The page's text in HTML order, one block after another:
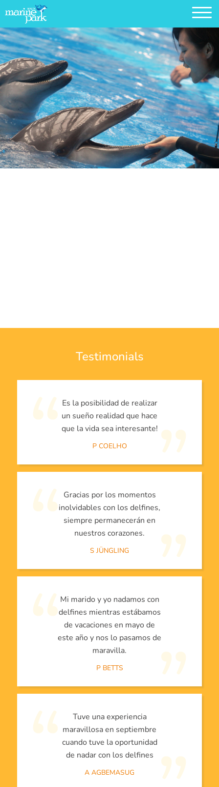
Testimonials
Es la posibilidad de realizar
un sueño realidad que hace
que la vida sea interesante!
P COELHO
Gracias por los momentos
inolvidables con los delfines,
siempre permanecerán en
nuestros corazones.
S JÜNGLING
Mi marido y yo nadamos con
delfines mientras estábamos
de vacaciones en mayo de
este año y nos lo pasamos de
maravilla.
P BETTS
Tuve una experiencia
maravillosa en septiembre
cuando tuve la oportunidad
de nadar con los delfines
A AGBEMASUG